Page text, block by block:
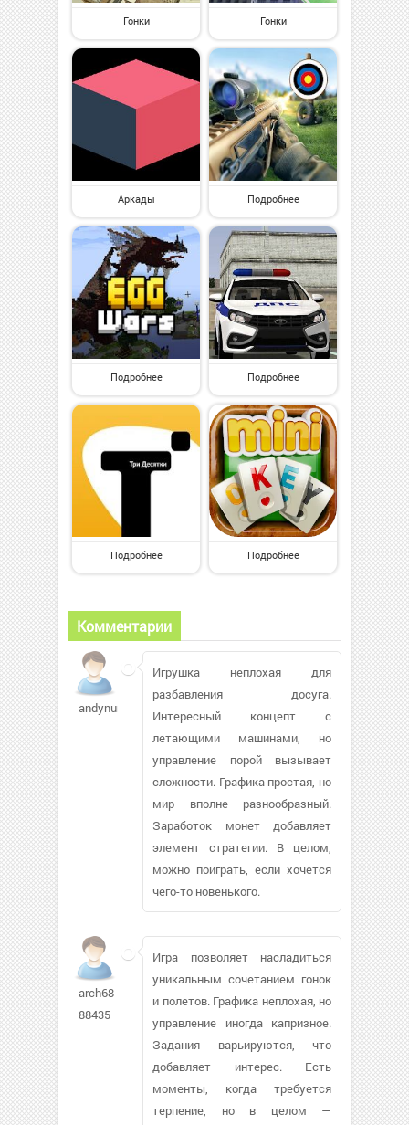
Гонки Гонки
Аркады Подробнее
Подробнее Подробнее
Подробнее Подробнее
Комментарии
andynunn56
Игрушка неплохая для
разбавления досуга.
Интересный концепт с
летающими машинами, но
управление порой вызывает
сложности. Графика простая, но
мир вполне разнообразный.
Заработок монет добавляет
элемент стратегии. В целом,
можно поиграть, если хочется
чего-то новенького.
arch68-
88435
Игра позволяет насладиться
уникальным сочетанием гонок
и полетов. Графика неплохая, но
управление иногда капризное.
Задания варьируются, что
добавляет интерес. Есть
моменты, когда требуется
терпение, но в целом —